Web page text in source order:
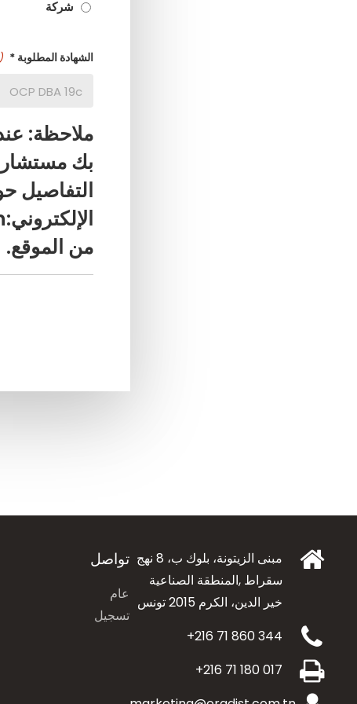
شركة
الشهادة المطلوبة *
ملاحظة:
بك
التفاصيل
من الموقع.
تواصل
عام
تسجيل
مبنى الزيتونة، بلوك ب، 8 نهج
سقراط ,المنطقة الصناعية
خير الدين، الكرم 2015 تونس
+216 71 860 344
+216 71 180 017